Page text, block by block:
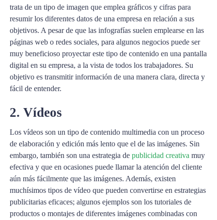
trata de un tipo de imagen que emplea gráficos y cifras para
resumir los diferentes datos de una empresa en relación a sus
objetivos. A pesar de que las infografías suelen emplearse en las
páginas web o redes sociales, para algunos negocios puede ser
muy beneficioso proyectar este tipo de contenido en una pantalla
digital en su empresa, a la vista de todos los trabajadores. Su
objetivo es transmitir información de una manera clara, directa y
fácil de entender.
2. Vídeos
Los vídeos son un tipo de contenido multimedia con un proceso
de elaboración y edición más lento que el de las imágenes. Sin
embargo, también son una estrategia de publicidad creativa muy
efectiva y que en ocasiones puede llamar la atención del cliente
aún más fácilmente que las imágenes. Además, existen
muchísimos tipos de vídeo que pueden convertirse en estrategias
publicitarias eficaces; algunos ejemplos son los tutoriales de
productos o montajes de diferentes imágenes combinadas con